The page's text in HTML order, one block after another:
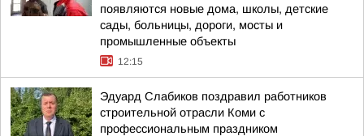
появляются новые дома, школы, детские
сады, больницы, дороги, мосты и
промышленные объекты
12:15
Эдуард Слабиков поздравил работников
строительной отрасли Коми с
профессиональным праздником